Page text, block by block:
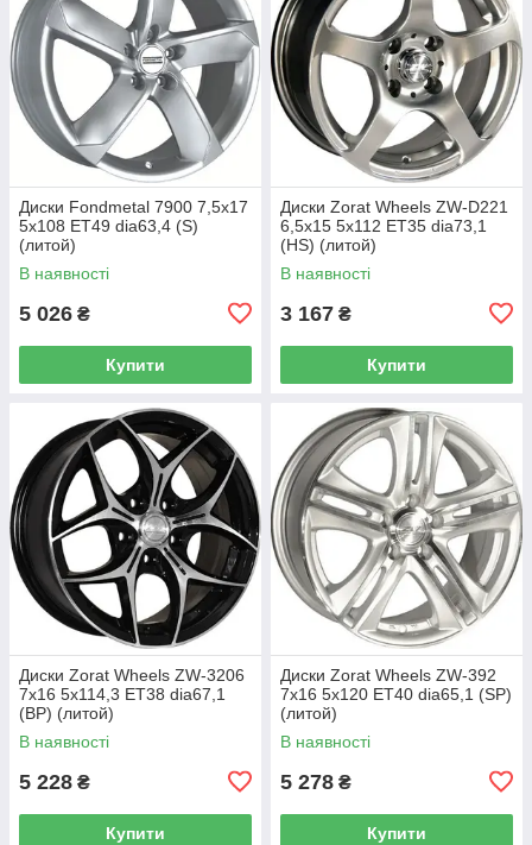
Диски Fondmetal 7900 7,5x17
5x108 ET49 dia63,4 (S)
(литой)
В наявності
5 026 ₴
Купити
Диски Zorat Wheels ZW-D221
6,5x15 5x112 ET35 dia73,1
(HS) (литой)
В наявності
3 167 ₴
Купити
Диски Zorat Wheels ZW-3206
7x16 5x114,3 ET38 dia67,1
(BP) (литой)
В наявності
5 228 ₴
Купити
Диски Zorat Wheels ZW-392
7x16 5x120 ET40 dia65,1 (SP)
(литой)
В наявності
5 278 ₴
Купити